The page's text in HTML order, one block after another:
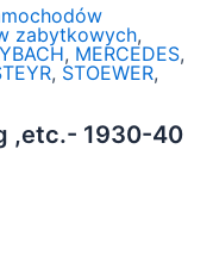
zabytkowych,
, MERCEDES,
, STOEWER,
,etc.- 1930-40